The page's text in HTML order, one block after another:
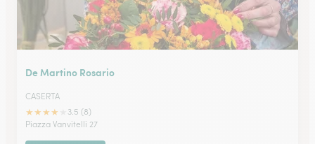
De Martino Rosario
CASERTA
★★★★
3.5 (8)
Piazza Vanvitelli 27